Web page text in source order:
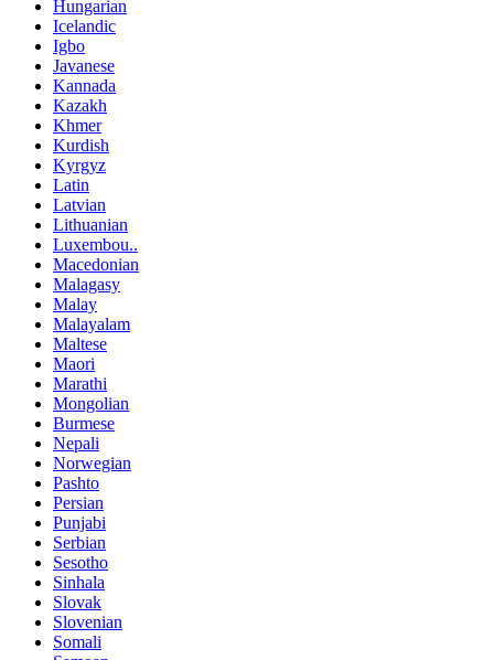
Hungarian
Icelandic
Igbo
Javanese
Kannada
Kazakh
Khmer
Kurdish
Kyrgyz
Latin
Latvian
Lithuanian
Luxembou..
Macedonian
Malagasy
Malay
Malayalam
Maltese
Maori
Marathi
Mongolian
Burmese
Nepali
Norwegian
Pashto
Persian
Punjabi
Serbian
Sesotho
Sinhala
Slovak
Slovenian
Somali